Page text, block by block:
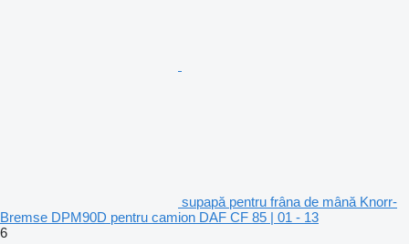
supapă pentru frâna de mână Knorr-
Bremse DPM90D pentru camion DAF CF 85 | 01 - 13
6